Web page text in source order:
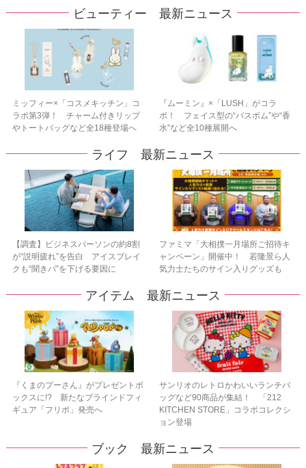
ビューティー 最新ニュース
ミッフィー×「コスメキッチン」コ
ラボ第3弾！ チャーム付きリップ
やトートバッグなど全18種登場へ
『ムーミン』×「LUSH」がコラ
ボ！ フェイス型の“バスボム”や“香
水”など全10種展開へ
ライフ 最新ニュース
【調査】ビジネスパーソンの約8割
が“説明疲れ”を告白 アイスブレイ
クも“聞きパ”を下げる要因に
ファミマ「大相撲一月場所ご招待キ
ャンペーン」開催中！ 若隆景ら人
気力士たちのサイン入りグッズも
アイテム 最新ニュース
『くまのプーさん』がプレゼントボ
ックスに!? 新たなブラインドフィ
ギュア「フリポ」発売へ
サンリオのレトロかわいいランチバ
ッグなど90商品が集結！ 「212
KITCHEN STORE」コラボコレクシ
ョン登場
ブック 最新ニュース